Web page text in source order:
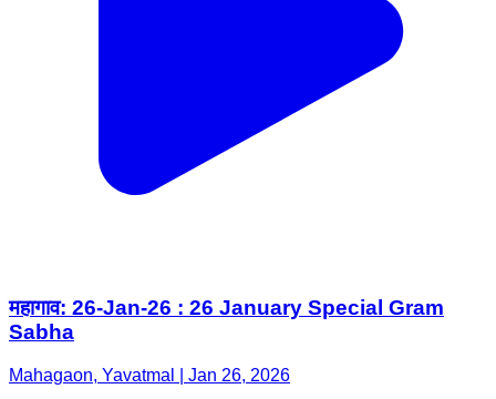
महागाव: 26-Jan-26 : 26 January Special Gram
Sabha
Mahagaon, Yavatmal | Jan 26, 2026